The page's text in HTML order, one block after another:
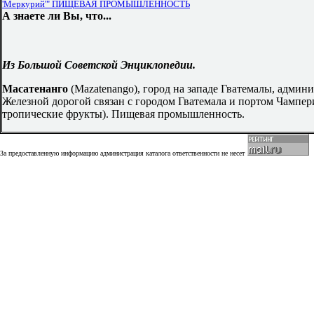
'Меркурий'" ПИЩЕВАЯ ПРОМЫШЛЕННОСТЬ
А знаете ли Вы, что...
Из Большой Советской Энциклопедии.
Масатенанго (Mazatenango), город на западе Гватемалы,
Железной дорогой связан с городом Гватемала и портом
тропические фрукты). Пищевая промышленность.
За предоставленную информацию администрация каталога ответственности не несет